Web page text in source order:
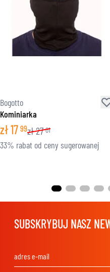
Bogotto
Kominiarka
zł17 99zł27 01
33% rabat od ceny sugerowanej
SUBSKRYBUJ NASZ